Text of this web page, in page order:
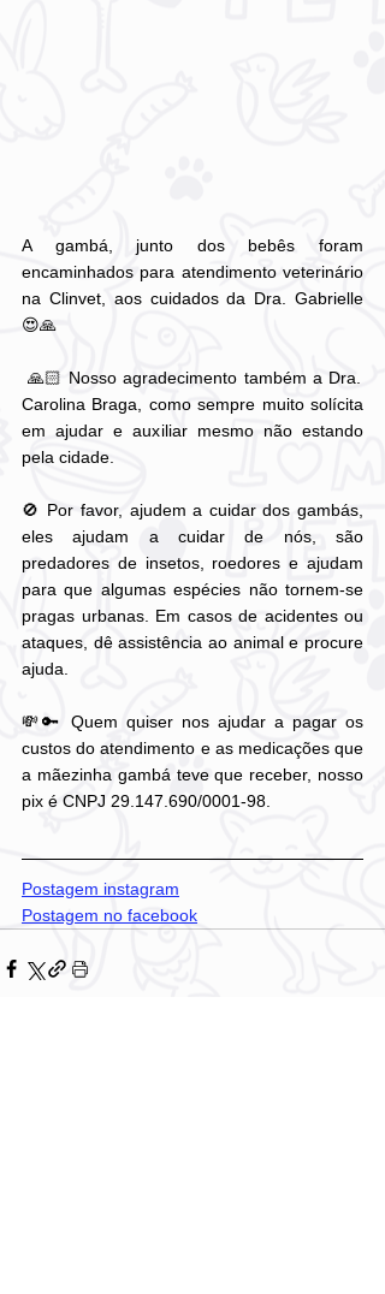
A gambá, junto dos bebês foram
encaminhados para atendimento veterinário
na Clinvet, aos cuidados da Dra. Gabrielle
😍🙏
🙏🏻 Nosso agradecimento também a Dra.
Carolina Braga, como sempre muito solícita
em ajudar e auxiliar mesmo não estando
pela cidade.
🚫 Por favor, ajudem a cuidar dos gambás,
eles ajudam a cuidar de nós, são
predadores de insetos, roedores e ajudam
para que algumas espécies não tornem-se
pragas urbanas. Em casos de acidentes ou
ataques, dê assistência ao animal e procure
ajuda.
💸🔑 Quem quiser nos ajudar a pagar os
custos do atendimento e as medicações que
a mãezinha gambá teve que receber, nosso
pix é CNPJ 29.147.690/0001-98.
Postagem instagram
Postagem no facebook